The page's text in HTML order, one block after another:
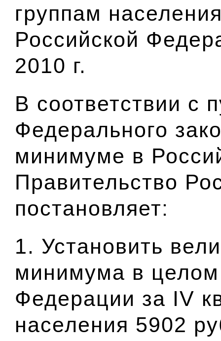
группам
Российской
2010 г.
В соответствии с
Федерального
минимуме в
Правительство
постановляет:
1. Установить
минимума в целом
Федерации за IV
населения 5902